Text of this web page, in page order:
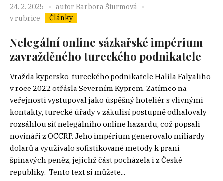
24. 2. 2025 autor Barbora Šturmová
v rubrice
Články
Nelegální online sázkařské impérium
zavražděného tureckého podnikatele
Vražda kypersko-tureckého podnikatele Halila Falyaliho
v roce 2022 otřásla Severním Kyprem. Zatímco na
veřejnosti vystupoval jako úspěšný hoteliér s vlivnými
kontakty, turecké úřady v zákulisí postupně odhalovaly
rozsáhlou síť nelegálního online hazardu, což popsali
novináři z OCCRP. Jeho impérium generovalo miliardy
dolarů a využívalo sofistikované metody k praní
špinavých peněz, jejichž část pocházela i z České
republiky. Tento text si můžete...